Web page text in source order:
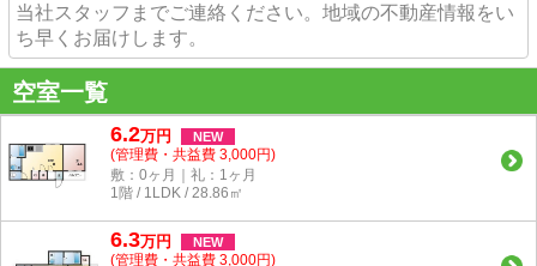
当社スタッフまでご連絡ください。地域の不動産情報をい
ち早くお届けします。
空室一覧
6.2万円 NEW
(管理費・共益費 3,000円)
敷：0ヶ月｜礼：1ヶ月
1階 / 1LDK / 28.86㎡
6.3万円 NEW
(管理費・共益費 3,000円)